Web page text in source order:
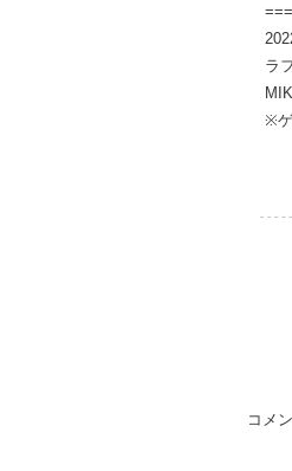
ラ
※
コメ